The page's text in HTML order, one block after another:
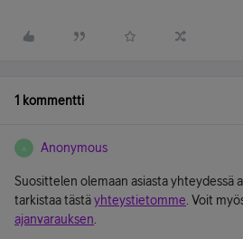
1 kommentti
A Anonymous
Suosittelen olemaan asiasta yhteydessä
tarkistaa tästäyhteystietomme . Voit
ajanvarauksen